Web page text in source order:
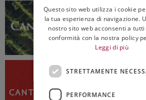
Questo sito web utilizza i cookie
la tua esperienza di navigazione.
nostro sito web acconsenti a
conformità con la nostra policy
Leggi di più
STRETTAMENTE
PERFORMANCE